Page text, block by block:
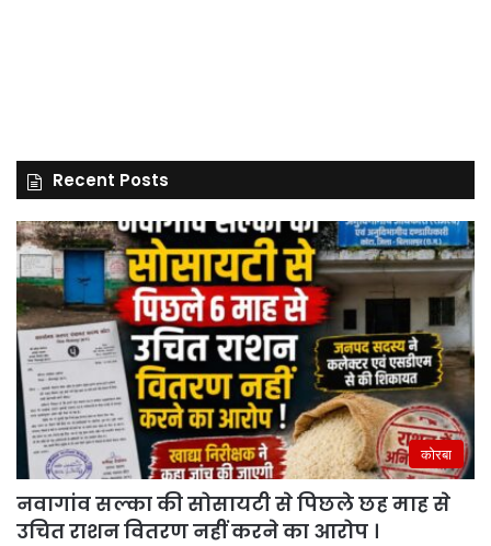
Recent Posts
कोरबा
नवागांव सल्का की सोसायटी से पिछले छह माह से
उचित राशन वितरण नहीं करने का आरोप ।